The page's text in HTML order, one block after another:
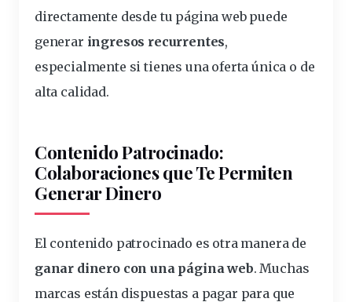
directamente desde tu página web puede
generar ingresos recurrentes,
especialmente si tienes una oferta única o de
alta calidad.
Contenido Patrocinado:
Colaboraciones que Te Permiten
Generar Dinero
El contenido patrocinado es otra manera de
ganar dinero con una página web. Muchas
marcas están dispuestas a pagar para que